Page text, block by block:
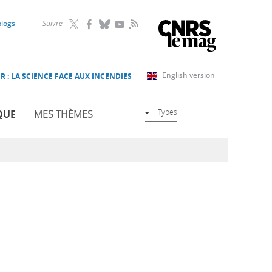
Suivre RSS
English version
: LA SCIENCE FACE AUX INCENDIES
MES THÈMES Types